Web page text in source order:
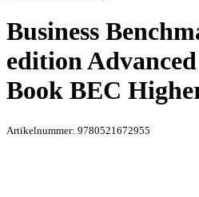
Business
edition
Book BEC
Artikelnummer: 9780521672955